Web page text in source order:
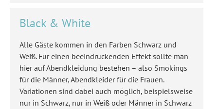
Black & White
Alle Gäste kommen in den Farben Schwarz und
Weiß. Für einen beeindruckenden Effekt sollte man
hier auf Abendkleidung bestehen – also Smokings
für die Männer, Abendkleider für die Frauen.
Variationen sind dabei auch möglich, beispielsweise
nur in Schwarz, nur in Weiß oder Männer in Schwarz